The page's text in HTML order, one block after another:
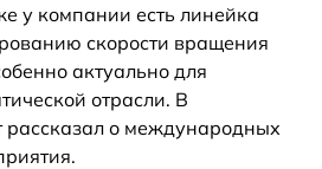
у компании есть линейка
скорости вращения
актуально для
отрасли. В
рассказал о международных